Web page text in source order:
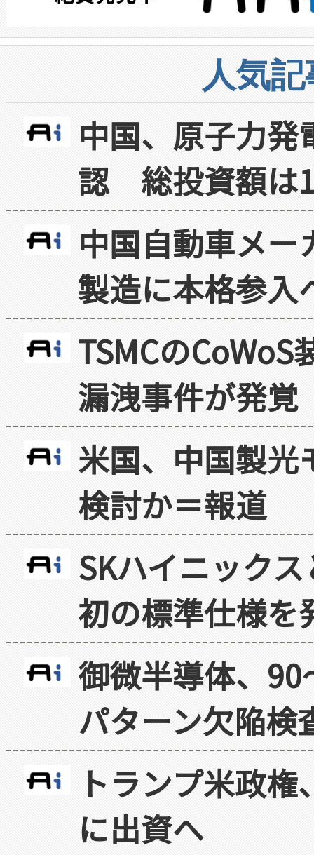
人気
中国、原子力
認 総投資額は
中国自動車メ
製造に本格参入
TSMCの
漏洩事件が発覚
米国、中国製光
検討か＝報道
SKハイニック
初の標準仕様を
御微半導体、
パターン欠陥検
トランプ米政
に出資へ